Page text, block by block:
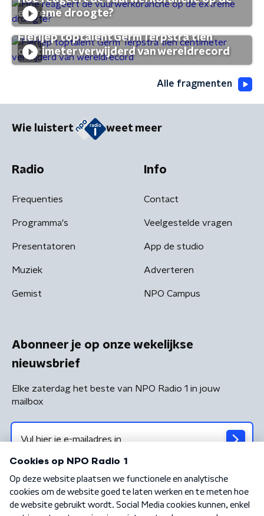
extreme droogte?
Fierljep toptalent Germ Terpstra tien
centimeter verwijderd van wereldrecord
Alle fragmenten
Wie luistert weet meer
Radio
Frequenties
Programma's
Presentatoren
Muziek
Gemist
Info
Contact
Veelgestelde vragen
App de studio
Adverteren
NPO Campus
Abonneer je op onze wekelijkse
nieuwsbrief
Elke zaterdag het beste van NPO Radio 1 in jouw
mailbox
Algemene voorwaarden